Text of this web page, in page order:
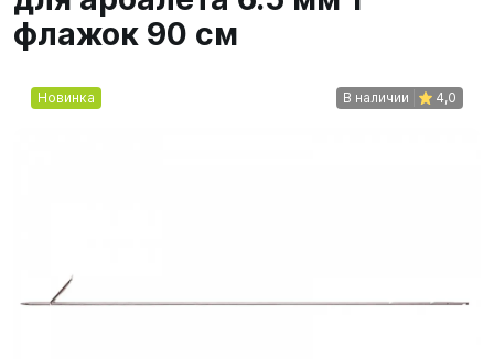
Снорклинг /
Пляж
Фридайвинг
сёрфинг
флажок 90 см
Новинка В наличии 4,0